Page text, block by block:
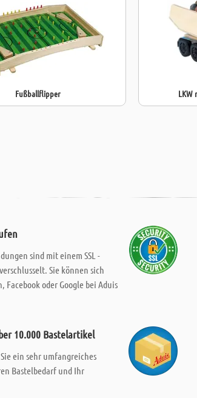
Fußballflipper LKW
sind mit einem SSL -
Sie können sich
Facebook oder Google bei Aduis
10.000 Bastelartikel
ein sehr umfangreiches
Bastelbedarf und Ihr